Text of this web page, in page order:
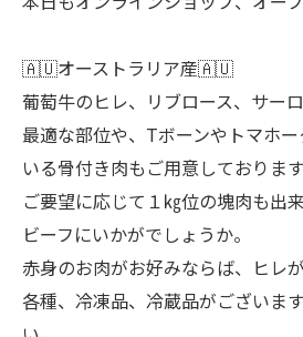
🇦🇺オーストラリア産🇦🇺
葡萄牛のヒレ、リブロース、サー
最適な部位や、Tボーンやトマホ
いる骨付き肉もご用意しております
ご要望に応じて１㎏位の塊肉も出
ビーフにいかがでしょうか。
赤身のお肉がお好みならば、ヒレ
各種、冷凍品、冷蔵品がございま